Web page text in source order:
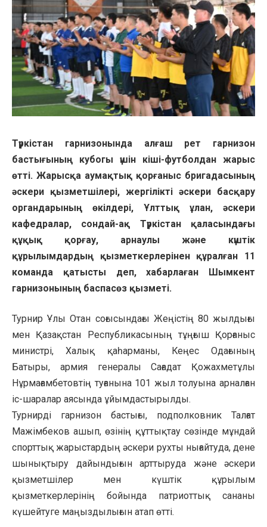
Түркістан гарнизонында алғаш рет гарнизон
бастығының кубогы үшін кіші-футболдан жарыс
өтті. Жарысқа аумақтық қорғаныс бригадасының
әскери қызметшілері, жергілікті әскери басқару
органдарының өкілдері, Ұлттық ұлан, әскери
кафедралар, сондай-ақ Түркістан қаласындағы
құқық қорғау, арнаулы және күштік
құрылымдардың қызметкерлерінен құралған 11
команда қатысты деп, хабарлаған Шымкент
гарнизонының баспасөз қызметі.
Турнир Ұлы Отан соғысындағы Жеңістің 80 жылдығы
мен Қазақстан Республикасының тұңғыш Қорғаныс
министрі, Халық қаһарманы, Кеңес Одағының
Батыры, армия генералы Сағадат Қожахметұлы
Нұрмағамбетовтің туғанына 101 жыл толуына арналған
іс-шаралар аясында ұйымдастырылды.
Турнирді гарнизон бастығы, подполковник Талғат
Мажімбеков ашып, өзінің құттықтау сөзінде мұндай
спорттық жарыстардың әскери рухты нығайтуда, дене
шынықтыру дайындығын арттыруда және әскери
қызметшілер мен күштік құрылым
қызметкерлерінің бойында патриоттық сананы
күшейтуге маңыздылығын атап өтті.